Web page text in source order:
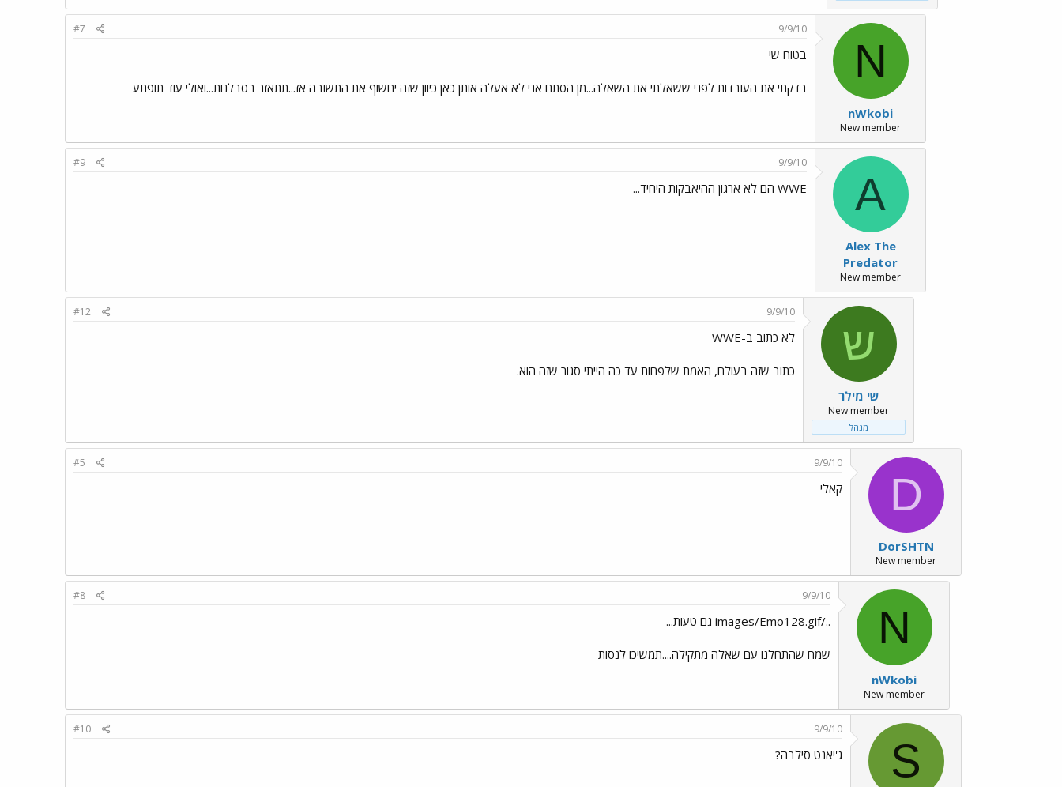
N
nWkobi
New member
9/9/10
#7
בטוח שי
בדקתי את העובדות לפני ששאלתי את השאלה...מן הסתם אני לא אעלה אותן כאן כיוון שזה יחשוף את התשובה אז...תתאזר בסבלנות...ואולי עוד תופתע
A
Alex The
Predator
New member
9/9/10
#9
WWE הם לא ארגון ההיאבקות היחיד...
ש
שי מילר
New member
מנהל
9/9/10
#12
לא כתוב ב-WWE
כתוב שזה בעולם, האמת שלפחות עד כה הייתי סגור שזה הוא.
D
DorSHTN
New member
9/9/10
#5
קאלי
N
nWkobi
New member
9/9/10
#8
../images/Emo128.gif גם טעות...
שמח שהתחלנו עם שאלה מתקילה....תמשיכו לנסות
S
9/9/10
#10
ג'יאנט סילבה?